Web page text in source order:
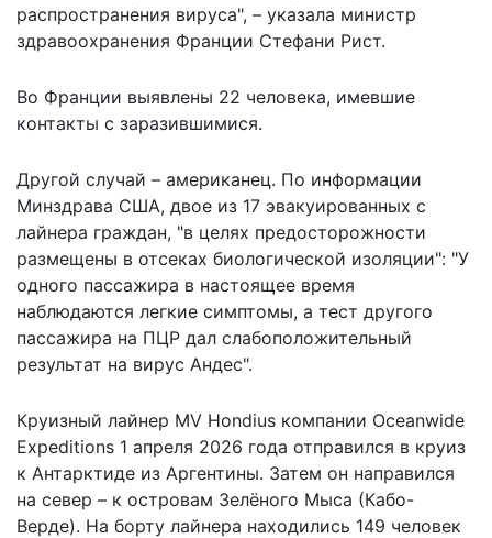
распространения вируса", – указала министр
здравоохранения Франции Стефани Рист.
Во Франции выявлены 22 человека, имевшие
контакты с заразившимися.
Другой случай – американец. По информации
Минздрава США, двое из 17 эвакуированных с
лайнера граждан, "в целях предосторожности
размещены в отсеках биологической изоляции": "У
одного пассажира в настоящее время
наблюдаются легкие симптомы, а тест другого
пассажира на ПЦР дал слабоположительный
результат на вирус Андес".
Круизный лайнер MV Hondius компании Oceanwide
Expeditions 1 апреля 2026 года отправился в круиз
к Антарктиде из Аргентины. Затем он направился
на север – к островам Зелёного Мыса (Кабо-
Верде). На борту лайнера находились 149 человек